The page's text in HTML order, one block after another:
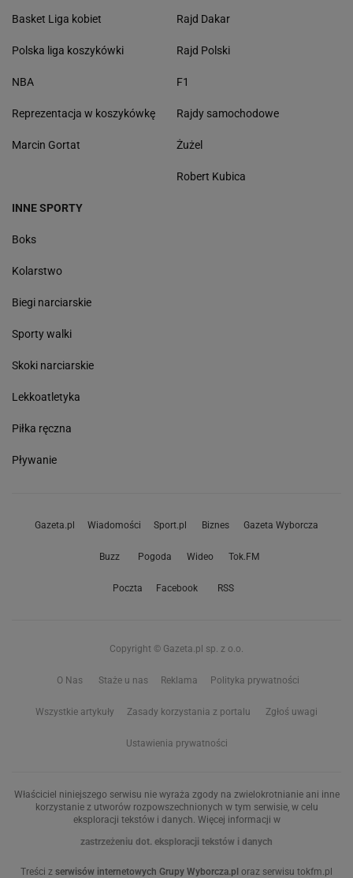
Basket Liga kobiet
Polska liga koszykówki
NBA
Reprezentacja w koszykówkę
Marcin Gortat
Rajd Dakar
Rajd Polski
F1
Rajdy samochodowe
Żużel
Robert Kubica
INNE SPORTY
Boks
Kolarstwo
Biegi narciarskie
Sporty walki
Skoki narciarskie
Lekkoatletyka
Piłka ręczna
Pływanie
Gazeta.pl Wiadomości Sport.pl Biznes Gazeta Wyborcza
Buzz Pogoda Wideo Tok.FM
Poczta Facebook RSS
Copyright © Gazeta.pl sp. z o.o.
O Nas Staże u nas Reklama Polityka prywatności
Wszystkie artykuły Zasady korzystania z portalu Zgłoś uwagi
Ustawienia prywatności
Właściciel niniejszego serwisu nie wyraża zgody na zwielokrotnianie ani inne
korzystanie z utworów rozpowszechnionych w tym serwisie, w celu
eksploracji tekstów i danych. Więcej informacji w
zastrzeżeniu dot. eksploracji tekstów i danych
Treści z serwisów internetowych Grupy Wyborcza.pl oraz serwisu tokfm.pl